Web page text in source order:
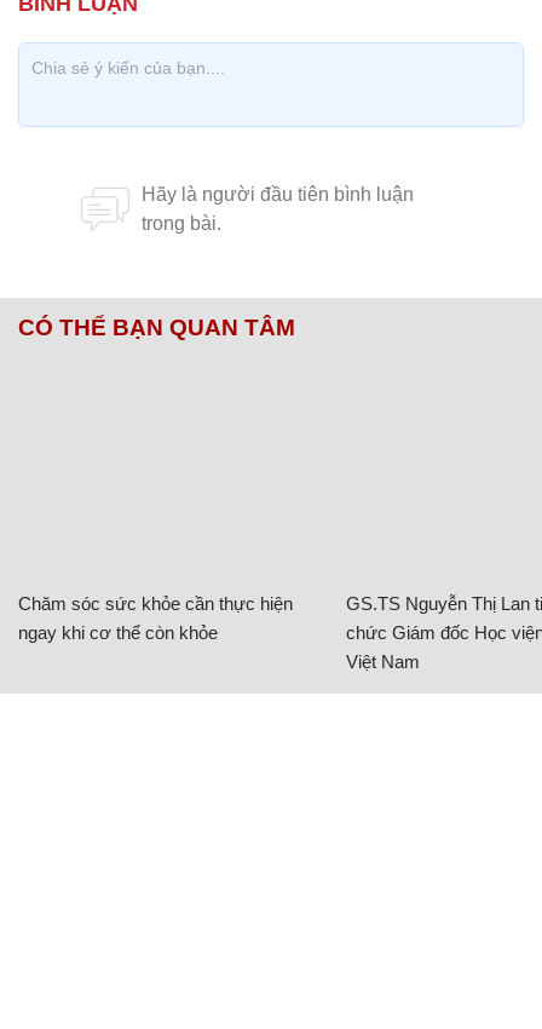
CÓ THỂ BẠN QUAN TÂM
Chăm sóc sức khỏe cần thực hiện
ngay khi cơ thể còn khỏe
GS.TS Nguyễn Thị Lan
chức Giám đốc Học
Việt Nam